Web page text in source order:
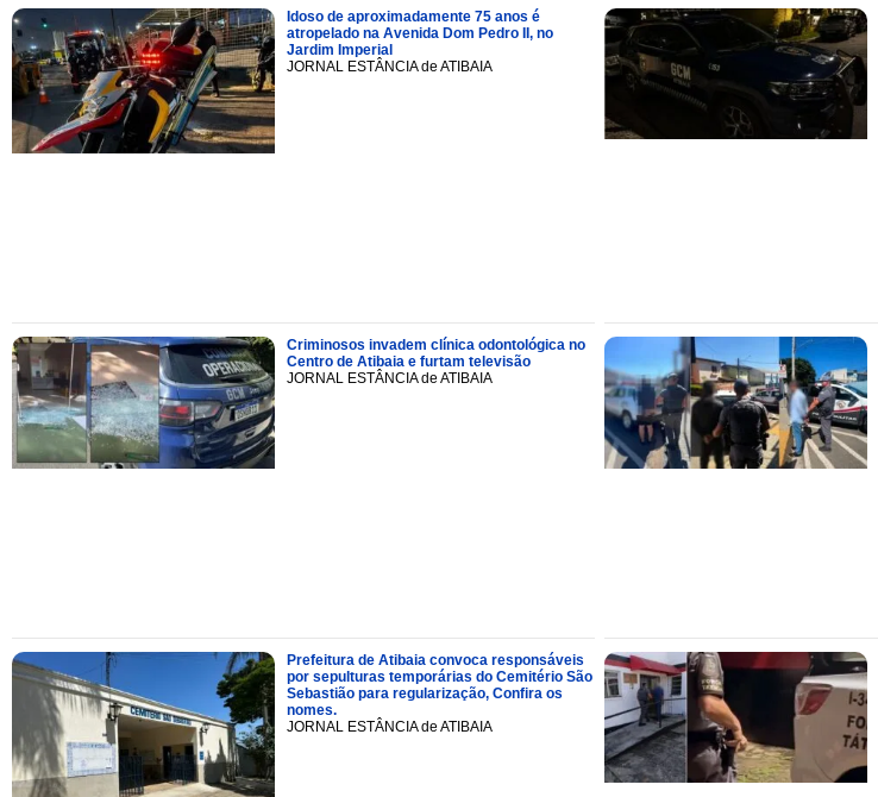
Idoso de aproximadamente 75 anos é
atropelado na Avenida Dom Pedro II, no
Jardim Imperial
JORNAL ESTÂNCIA de ATIBAIA
Criminosos invadem clínica odontológica no
Centro de Atibaia e furtam televisão
JORNAL ESTÂNCIA de ATIBAIA
Prefeitura de Atibaia convoca responsáveis
por sepulturas temporárias do Cemitério São
Sebastião para regularização, Confira os
nomes.
JORNAL ESTÂNCIA de ATIBAIA